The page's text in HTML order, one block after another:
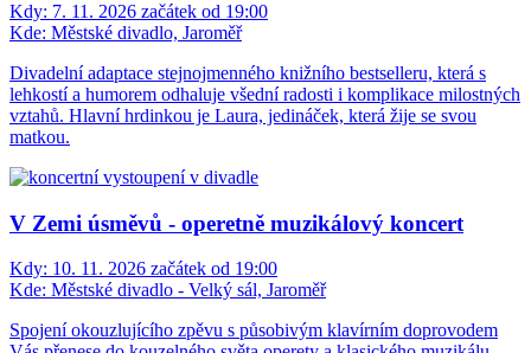
Kdy: 7. 11. 2026 začátek od 19:00
Kde: Městské divadlo, Jaroměř
Divadelní adaptace stejnojmenného knižního bestselleru, která s
lehkostí a humorem odhaluje všední radosti i komplikace milostných
vztahů. Hlavní hrdinkou je Laura, jedináček, která žije se svou
matkou.
V Zemi úsměvů - operetně muzikálový koncert
Kdy: 10. 11. 2026 začátek od 19:00
Kde: Městské divadlo - Velký sál, Jaroměř
Spojení okouzlujícího zpěvu s působivým klavírním doprovodem